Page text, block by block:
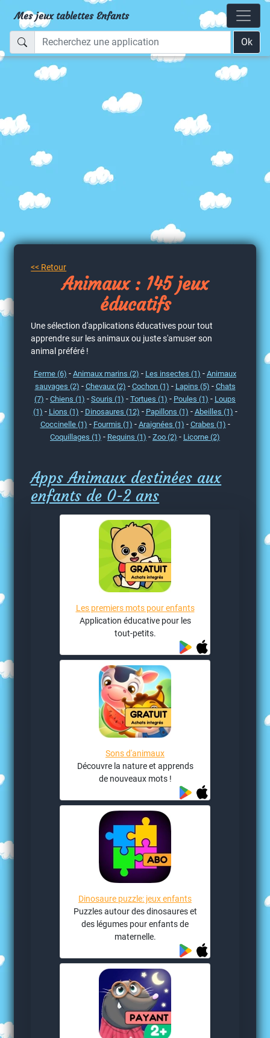
Mes jeux tablettes Enfants
Ok
<< Retour
Animaux : 145 jeux
éducatifs
Une sélection d'applications éducatives pour tout
apprendre sur les animaux ou juste s'amuser son
animal préféré !
Ferme (6) - Animaux marins (2) - Les insectes (1) - Animaux
sauvages (2) - Chevaux (2) - Cochon (1) - Lapins (5) - Chats
(7) - Chiens (1) - Souris (1) - Tortues (1) - Poules (1) - Loups
(1) - Lions (1) - Dinosaures (12) - Papillons (1) - Abeilles (1) -
Coccinelle (1) - Fourmis (1) - Araignées (1) - Crabes (1) -
Coquillages (1) - Requins (1) - Zoo (2) - Licorne (2)
Apps Animaux destinées aux
enfants de 0-2 ans
Les premiers mots pour enfants
Application éducative pour les
tout-petits.
Sons d'animaux
Découvre la nature et apprends
de nouveaux mots !
Dinosaure puzzle: jeux enfants
Puzzles autour des dinosaures et
des légumes pour enfants de
maternelle.